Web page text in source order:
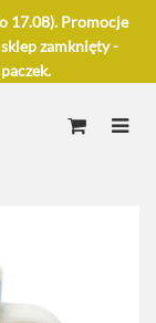
17.08). Promocje
zamknięty -